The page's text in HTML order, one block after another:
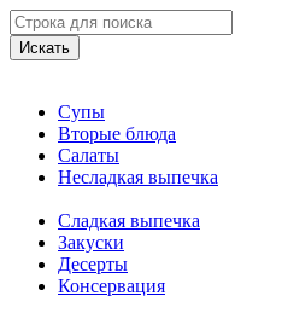
Искать
Супы
Вторые блюда
Салаты
Несладкая выпечка
Сладкая выпечка
Закуски
Десерты
Консервация